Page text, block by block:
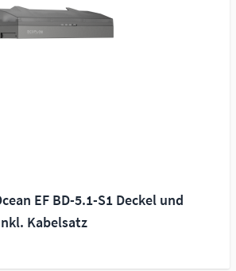
EF BD-5.1-S1 Deckel und
Kabelsatz